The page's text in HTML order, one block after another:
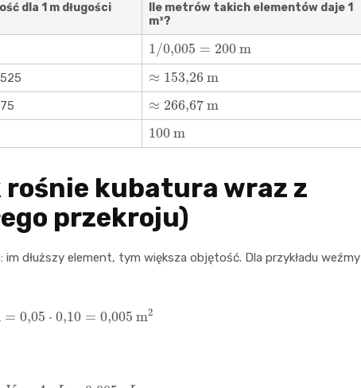
dla 1 m długości
Ile metrów takich elementów daje 1
m³?
1/0,005=200m
≈153,26m
≈266,67m
100m
kubatura wraz z
przekroju)
dłuższy element, tym większa objętość. Dla przykładu weźmy
0, 05 0,10= 0,005m